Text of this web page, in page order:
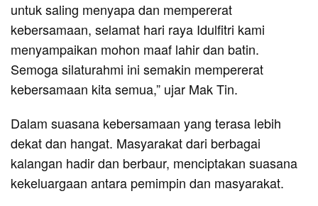
untuk saling menyapa dan mempererat
kebersamaan, selamat hari raya Idulfitri kami
menyampaikan mohon maaf lahir dan batin.
Semoga silaturahmi ini semakin mempererat
kebersamaan kita semua,” ujar Mak Tin.
Dalam suasana kebersamaan yang terasa lebih
dekat dan hangat. Masyarakat dari berbagai
kalangan hadir dan berbaur, menciptakan suasana
kekeluargaan antara pemimpin dan masyarakat.